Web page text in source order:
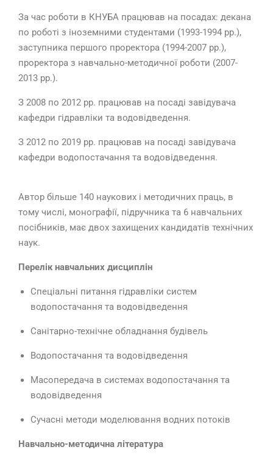
За час роботи в КНУБА працював на посадах: декана
по роботі з іноземними студентами (1993-1994 рр.),
заступника першого проректора (1994-2007 рр.),
проректора з навчально-методичної роботи (2007-
2013 рр.).
З 2008 по 2012 рр. працював на посаді завідувача
кафедри гідравліки та водовідведення.
З 2012 по 2019 рр. працював на посаді завідувача
кафедри водопостачання та водовідведення.
Автор більше 140 наукових і методичних праць, в
тому числі, монографії, підручника та 6 навчальних
посібників, має двох захищених кандидатів технічних
наук.
Перелік навчальних дисциплін
Спеціальні питання гідравліки систем
водопостачання та водовідведення
Санітарно-технічне обладнання будівель
Водопостачання та водовідведення
Масопередача в системах водопостачання та
водовідведення
Сучасні методи моделювання водних потоків
Навчально-методична література